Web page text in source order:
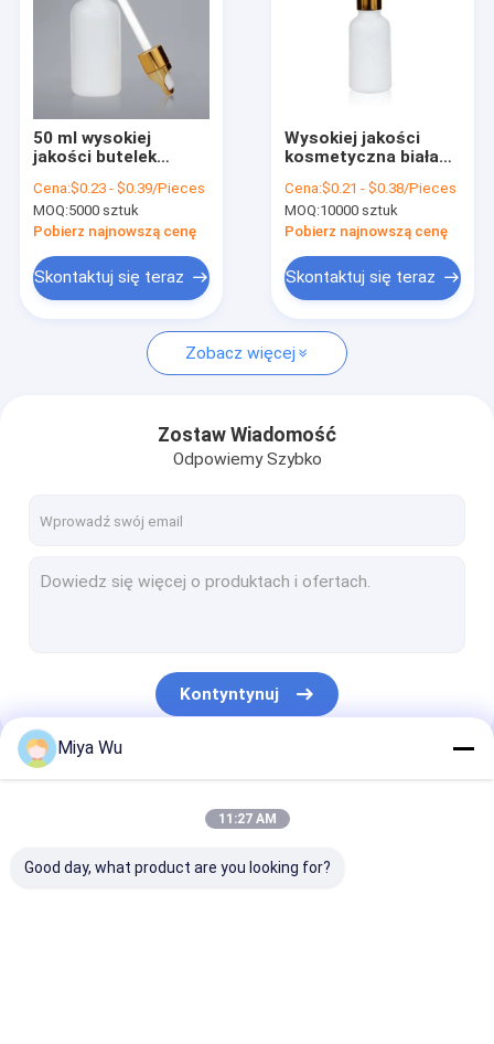
Wycieczka po fabryce
Kontrola jakości
Poproś o wycenę
Plastikowe butelki do pakowania
Plastikowa butelka z pianki
Plastikowa butelka na balsam
Butelki z zakraplaczem do surowicy
Butelki z płynnym podkładem
Butelki szklane na balsam
50 ml wysokiej
jakości butelek
szklanym
zakraplaczem do
olejków eterycznych
Cena:$0.23 - $0.39/Pieces
MOQ:5000 sztuk
Pobierz najnowszą cenę
Skontaktuj się teraz
Wysokiej jakości
kosmetyczna biała
z zakraplaczem 30
ml szklana butelka z
zakraplaczem
Cena:$0.21 - $0.38/Pieces
MOQ:10000 sztuk
Pobierz najnowszą cenę
Skontaktuj się teraz
Zobacz więcej
Zostaw Wiadomość
Odpowiemy Szybko
Kontyntynuj
Nasze Kategorie
Miya Wu
11:27 AM
Good day, what product are you looking for?